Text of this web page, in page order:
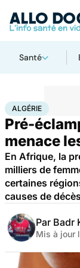
Santé
AccueilFamille
ALGÉRIE
Pré-
menace
En Afrique, la
milliers de
certaines
causes de
Par Badr
Mis à jour